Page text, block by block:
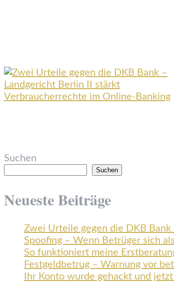
Suchen
Suchen
Neueste Beiträge
Zwei Urteile gegen die DKB
Spoofing – Wenn Betrüger sich
So funktioniert meine
Festgeldbetrug – Warnung vor
Ihr Konto wurde gehackt und